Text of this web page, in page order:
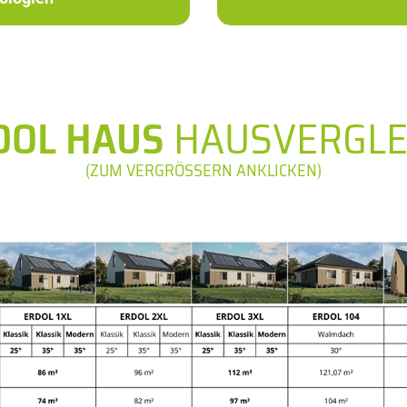
HAUS
(ZUM VERGRÖSSERN ANKLICKEN)